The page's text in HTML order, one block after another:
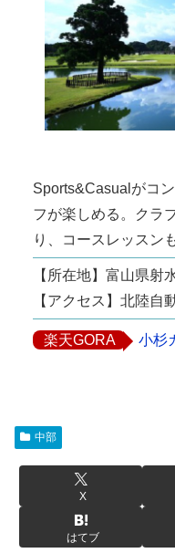
Sports&Casualがコ
フが楽しめる。クラ
り、コースレッスン
【所在地】富山県射
【アクセス】北陸自
楽天GORA 小杉
中部
X
はてブ